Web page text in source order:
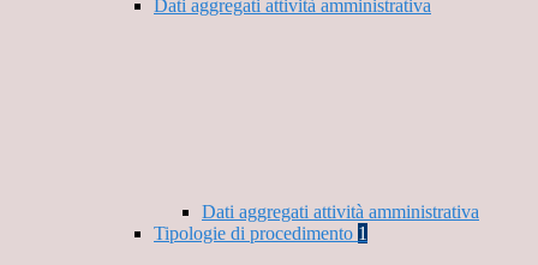
Dati aggregati attività amministrativa
Dati aggregati attività amministrativa
Tipologie di procedimento 1